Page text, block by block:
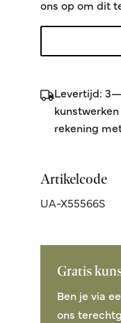
ons op om dit
Levertijd:
rekening
Artikelcode
UA-X55566S
Gratis
Ben je via
ons